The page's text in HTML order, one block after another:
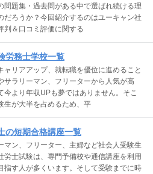
問題集・過去問がある中で選ばれ続ける理
だろうか？今回紹介するのはユーキャン社
判＆口コミ評価に関する
労務士学校一覧
ャリアアップ、就転職を優位に進めること
サラリーマン、フリーターから人気が高
今より年収UPも夢ではありません。そこ
生が大半を占めるため、平
の短期合格講座一覧
マン、フリーター、主婦など社会人受験生
労士試験は、専門予備校や通信講座を利用
指す人が多くいます。そして受験までに時